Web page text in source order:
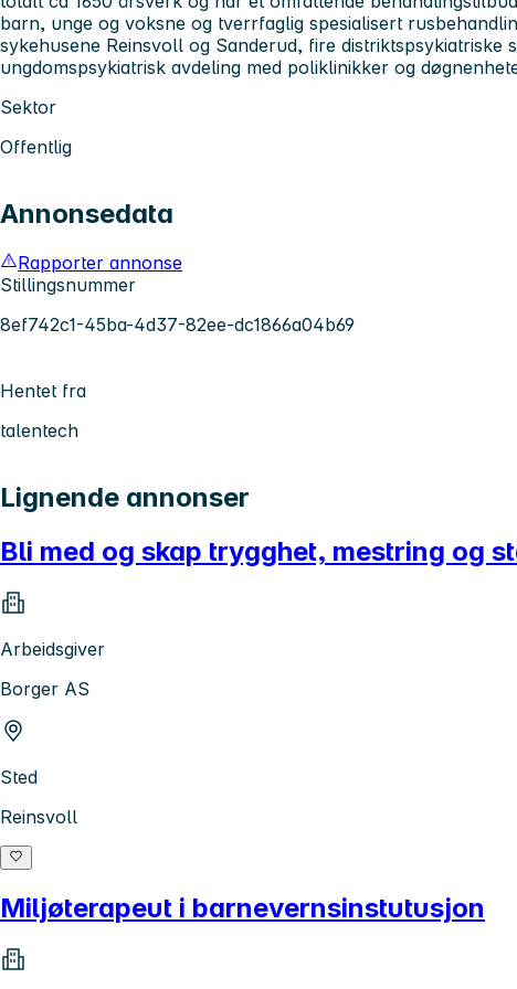
barn, unge og voksne og tverrfaglig spesialisert
sykehusene Reinsvoll og Sanderud, fire distriktspsykiatriske
ungdomspsykiatrisk avdeling med poliklinikker og
Sektor
Offentlig
Annonsedata
Rapporter annonse
Stillingsnummer
8ef742c1-45ba-4d37-82ee-dc1866a04b69
Hentet fra
talentech
Lignende annonser
Bli med og skap trygghet, mestring og
Arbeidsgiver
Borger AS
Sted
Reinsvoll
Miljøterapeut i barnevernsinstutusjon